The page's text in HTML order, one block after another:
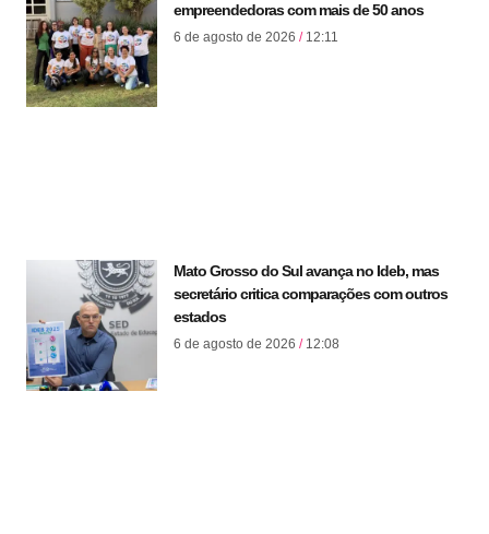
empreendedoras com mais de 50 anos
6 de agosto de 2026 12:11
Mato Grosso do Sul avança no Ideb, mas
secretário critica comparações com outros
estados
6 de agosto de 2026 12:08